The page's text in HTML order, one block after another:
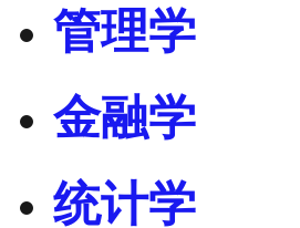
管理学
金融学
统计学